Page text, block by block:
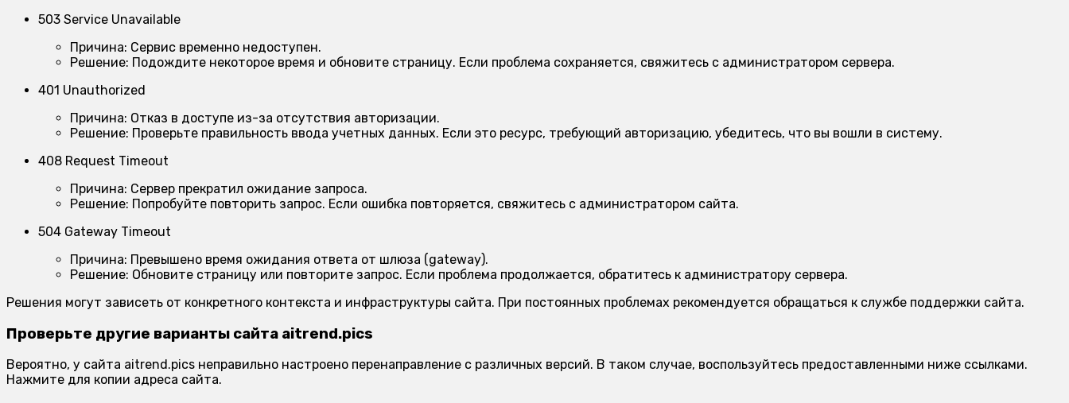
503 Service Unavailable
Причина: Сервис временно недоступен.
Решение: Подождите некоторое время и обновите страницу. Если проблема сохраняется, свяжитесь с администратором сервера.
401 Unauthorized
Причина: Отказ в доступе из-за отсутствия авторизации.
Решение: Проверьте правильность ввода учетных данных. Если это ресурс, требующий авторизацию, убедитесь, что вы вошли в систему.
408 Request Timeout
Причина: Сервер прекратил ожидание запроса.
Решение: Попробуйте повторить запрос. Если ошибка повторяется, свяжитесь с администратором сайта.
504 Gateway Timeout
Причина: Превышено время ожидания ответа от шлюза (gateway).
Решение: Обновите страницу или повторите запрос. Если проблема продолжается, обратитесь к администратору сервера.
Решения могут зависеть от конкретного контекста и инфраструктуры сайта. При постоянных проблемах рекомендуется обращаться к службе поддержки сайта.
Проверьте другие варианты сайта aitrend.pics
Вероятно, у сайта aitrend.pics неправильно настроено перенаправление с различных версий. В таком случае, воспользуйтесь предоставленными ниже ссылками.
Нажмите для копии адреса сайта.